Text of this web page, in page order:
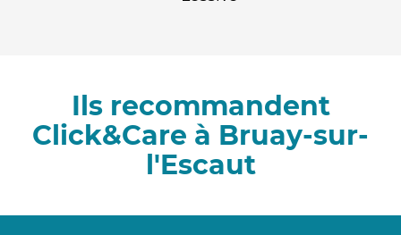
Ils recommandent
Click&Care à Bruay-sur-
l'Escaut